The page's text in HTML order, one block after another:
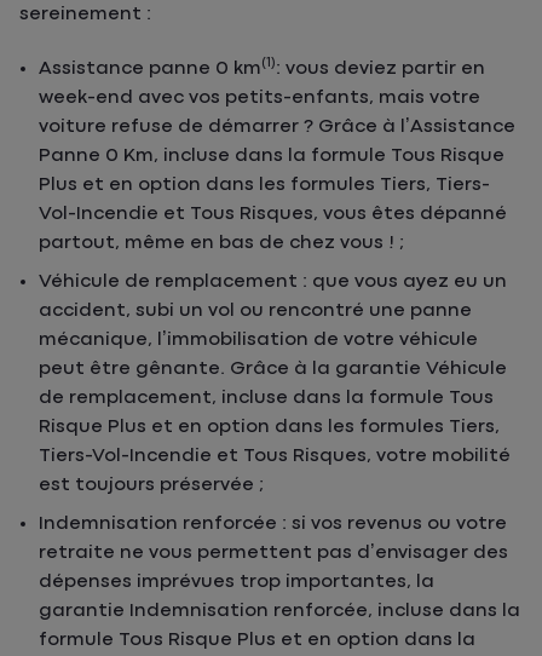
sereinement :
Assistance panne 0 km(1): vous deviez partir en
week-end avec vos petits-enfants, mais votre
voiture refuse de démarrer ? Grâce à l’Assistance
Panne 0 Km, incluse dans la formule Tous Risque
Plus et en option dans les formules Tiers, Tiers-
Vol-Incendie et Tous Risques, vous êtes dépanné
partout, même en bas de chez vous ! ;
Véhicule de remplacement : que vous ayez eu un
accident, subi un vol ou rencontré une panne
mécanique, l’immobilisation de votre véhicule
peut être gênante. Grâce à la garantie Véhicule
de remplacement, incluse dans la formule Tous
Risque Plus et en option dans les formules Tiers,
Tiers-Vol-Incendie et Tous Risques, votre mobilité
est toujours préservée ;
Indemnisation renforcée : si vos revenus ou votre
retraite ne vous permettent pas d’envisager des
dépenses imprévues trop importantes, la
garantie Indemnisation renforcée, incluse dans la
formule Tous Risque Plus et en option dans la